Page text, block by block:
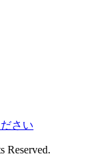
さい
Reserved.